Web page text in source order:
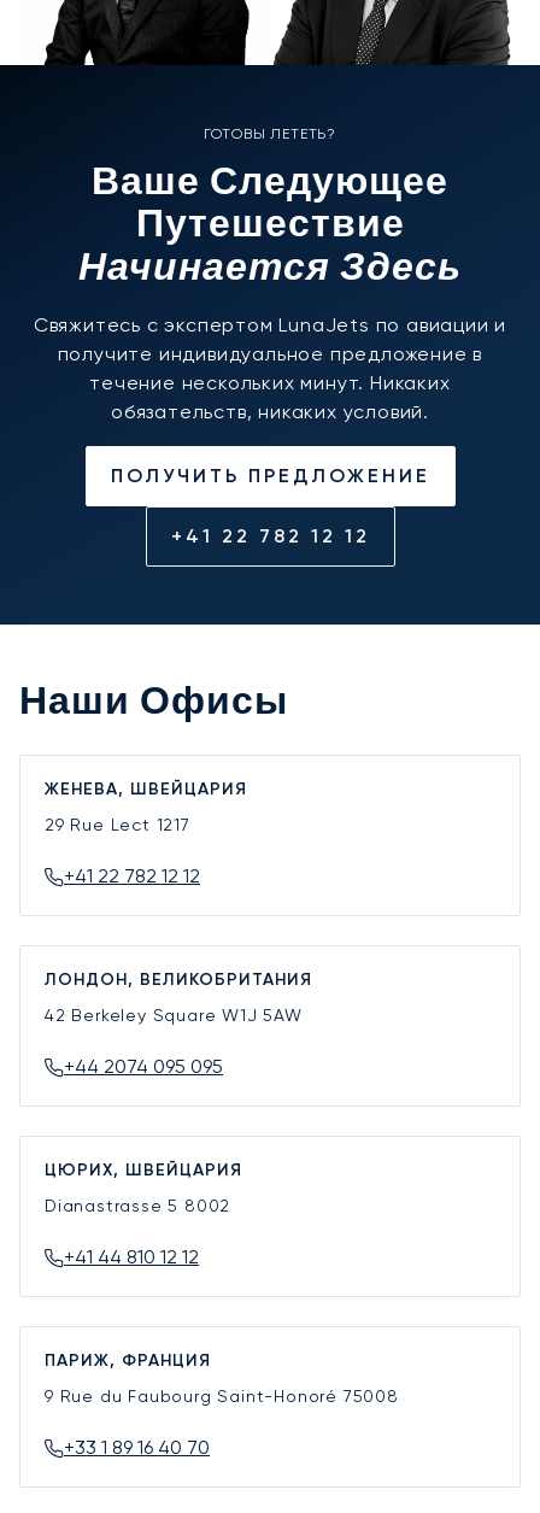
ГОТОВЫ ЛЕТЕТЬ?
Ваше Следующее
Путешествие
Начинается Здесь
Свяжитесь с экспертом LunaJets по авиации и
получите индивидуальное предложение в
течение нескольких минут. Никаких
обязательств, никаких условий.
ПОЛУЧИТЬ ПРЕДЛОЖЕНИЕ
+41 22 782 12 12
Наши Офисы
ЖЕНЕВА, ШВЕЙЦАРИЯ
29 Rue Lect 1217
+41 22 782 12 12
ЛОНДОН, ВЕЛИКОБРИТАНИЯ
42 Berkeley SquareW1J 5AW
+44 2074 095 095
ЦЮРИХ, ШВЕЙЦАРИЯ
Dianastrasse 5 8002
+41 44 810 12 12
ПАРИЖ, ФРАНЦИЯ
9 Rue du Faubourg Saint-Honoré 75008
+33 1 89 16 40 70